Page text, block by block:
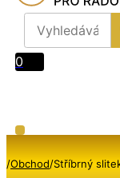
0
/Obchod/Stříbrný